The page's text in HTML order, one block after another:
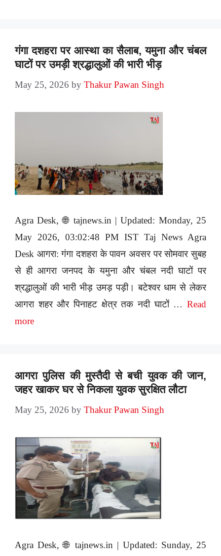
गंगा दशहरा पर आस्था का सैलाब, यमुना और चंबल
घाटों पर उमड़ी श्रद्धालुओं की भारी भीड़
May 25, 2026 by Thakur Pawan Singh
Agra Desk, 🌐 tajnews.in | Updated: Monday, 25
May 2026, 03:02:48 PM IST Taj News Agra
Desk आगरा: गंगा दशहरा के पावन अवसर पर सोमवार सुबह
से ही आगरा जनपद के यमुना और चंबल नदी घाटों पर
श्रद्धालुओं की भारी भीड़ उमड़ पड़ी। बटेश्वर धाम से लेकर
आगरा शहर और पिनाहट क्षेत्र तक नदी घाटों … Read
more
आगरा पुलिस की मुस्तैदी से बची युवक की जान,
जहर खाकर घर से निकला युवक सुरक्षित लौटा
May 25, 2026 by Thakur Pawan Singh
Agra Desk, 🌐 tajnews.in | Updated: Sunday, 25